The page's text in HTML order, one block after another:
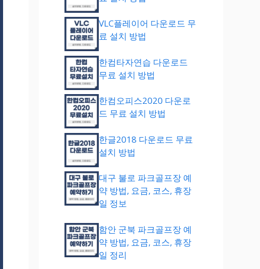
VLC플레이어 다운로드 무
료 설치 방법
한컴타자연습 다운로드
무료 설치 방법
한컴오피스2020 다운로
드 무료 설치 방법
한글2018 다운로드 무료
설치 방법
대구 불로 파크골프장 예
약 방법, 요금, 코스, 휴장
일 정보
함안 군북 파크골프장 예
약 방법, 요금, 코스, 휴장
일 정리